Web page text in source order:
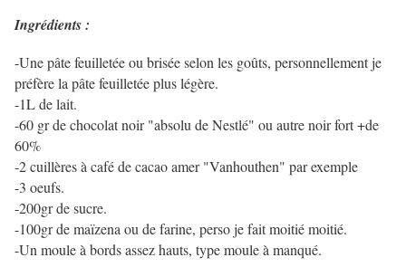
Ingrédients :
-Une pâte feuilletée ou brisée selon les goûts, personnellement je
préfère la pâte feuilletée plus légère.
-1L de lait.
-60 gr de chocolat noir "absolu de Nestlé" ou autre noir fort +de
60%
-2 cuillères à café de cacao amer "Vanhouthen" par exemple
-3 oeufs.
-200gr de sucre.
-100gr de maïzena ou de farine, perso je fait moitié moitié.
-Un moule à bords assez hauts, type moule à manqué.